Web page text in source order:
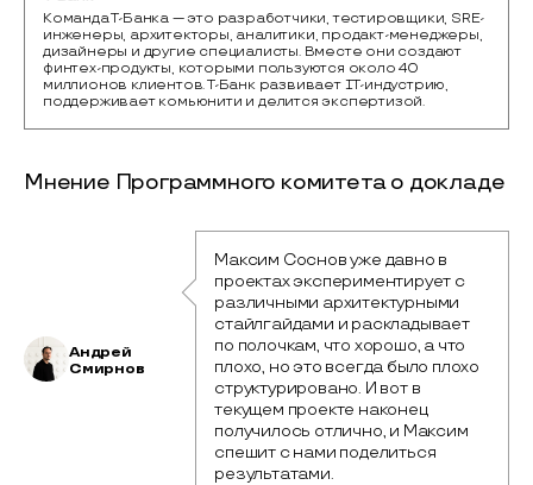
Команда Т-Банка — это разработчики, тестировщики, SRE-
инженеры, архитекторы, аналитики, продакт-менеджеры,
дизайнеры и другие специалисты. Вместе они создают
финтех-продукты, которыми пользуются около 40
миллионов клиентов. Т-Банк развивает IТ-индустрию,
поддерживает комьюнити и делится экспертизой.
Мнение Программного комитета о докладе
Андрей
Смирнов
Максим Соснов уже давно в
проектах экспериментирует с
различными архитектурными
стайлгайдами и раскладывает
по полочкам, что хорошо, а что
плохо, но это всегда было плохо
структурировано. И вот в
текущем проекте наконец
получилось отлично, и Максим
спешит с нами поделиться
результатами.